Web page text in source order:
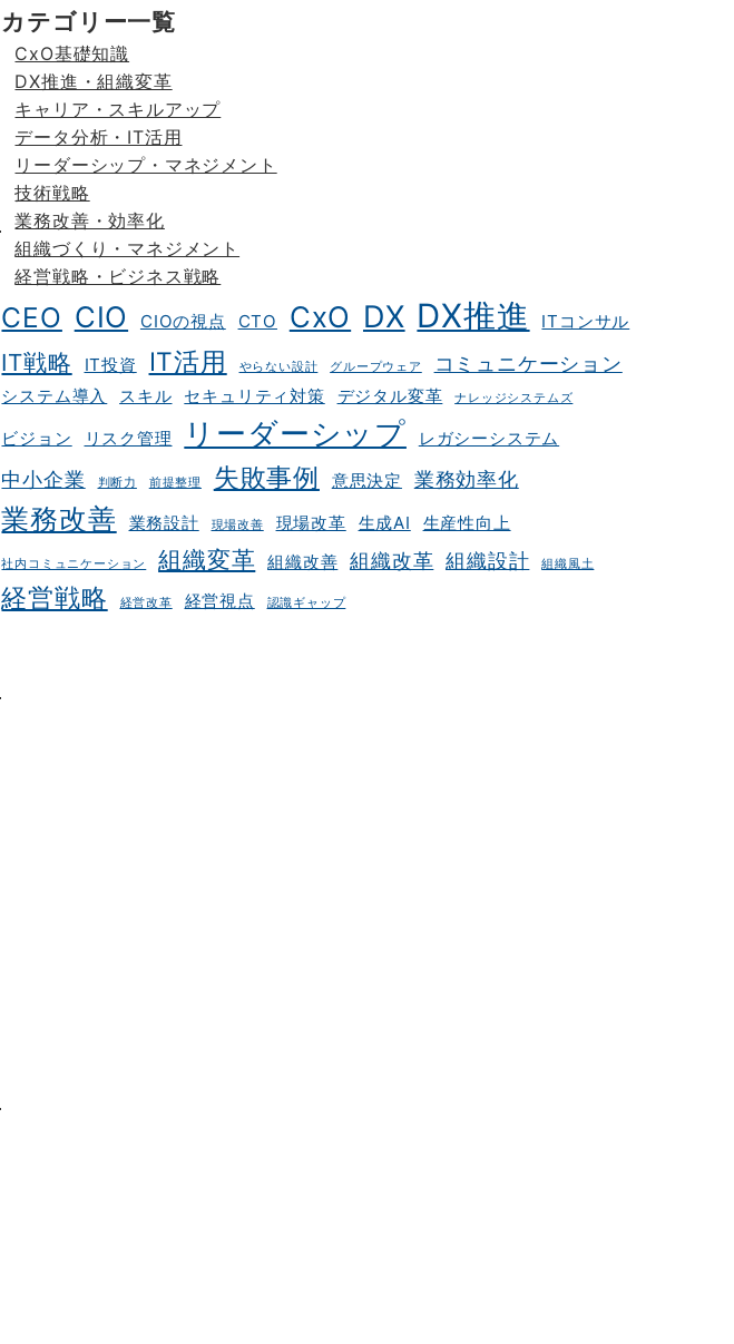
カテゴリー一覧
CxO基礎知識
DX推進・組織変革
キャリア・スキルアップ
データ分析・IT活用
リーダーシップ・マネジメント
技術戦略
業務改善・効率化
組織づくり・マネジメント
経営戦略・ビジネス戦略
CEO CIO CIOの視点 CTO CxO DX DX推進 ITコンサル
IT戦略 IT投資 IT活用 やらない設計 グループウェア コミュニケーション
システム導入 スキル セキュリティ対策 デジタル変革 ナレッジシステムズ
ビジョン リスク管理 リーダーシップ レガシーシステム
中小企業 判断力 前提整理 失敗事例 意思決定 業務効率化
業務改善 業務設計 現場改善 現場改革 生成AI 生産性向上
社内コミュニケーション 組織変革 組織改善 組織改革 組織設計 組織風土
経営戦略 経営改革 経営視点 認識ギャップ